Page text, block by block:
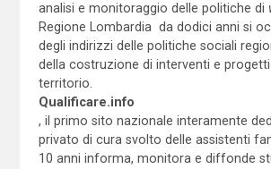
analisi e monitoraggio delle politiche di
Regione Lombardia da dodici anni si
degli indirizzi delle politiche sociali
della costruzione di interventi e progetti
territorio.
Qualificare.info
, il primo sito nazionale interamente
privato di cura svolto delle assistenti
10 anni informa, monitora e diffonde